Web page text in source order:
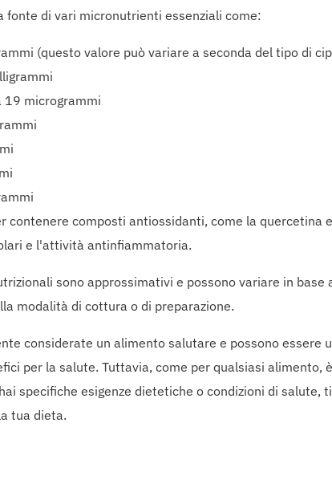
fonte di vari micronutrienti essenziali come:
(questo valore può variare a seconda del tipo di
19 microgrammi
contenere composti antiossidanti, come la
e l'attività antinfiammatoria.
sono approssimativi e possono variare in
modalità di cottura o di preparazione.
considerate un alimento salutare e possono
per la salute. Tuttavia, come per qualsiasi
specifiche esigenze dietetiche o condizioni di
tua dieta.